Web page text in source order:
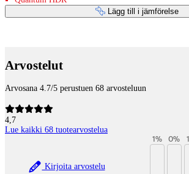
Lägg till i jämförelse
Arvostelut
Arvosana 4.7/5 perustuen 68 arvosteluun
4,7
Lue kaikki 68 tuotearvostelua
Kirjoita arvostelu
1% 0% 1